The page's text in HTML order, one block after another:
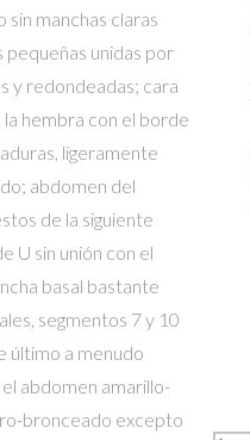
sin manchas claras
pequeñas unidas por
y redondeadas; cara
hembra con el borde
ligeramente
abdomen del
de la siguiente
U sin unión con el
basal bastante
segmentos 7 y 10
último a menudo
abdomen amarillo-
bronceado excepto